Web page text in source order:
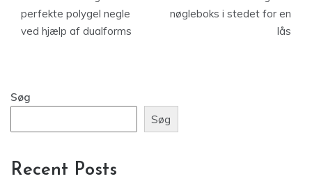
perfekte polygel negle
ved hjælp af dualforms
nøgleboks i stedet for en
lås
Søg
Søg
Recent Posts